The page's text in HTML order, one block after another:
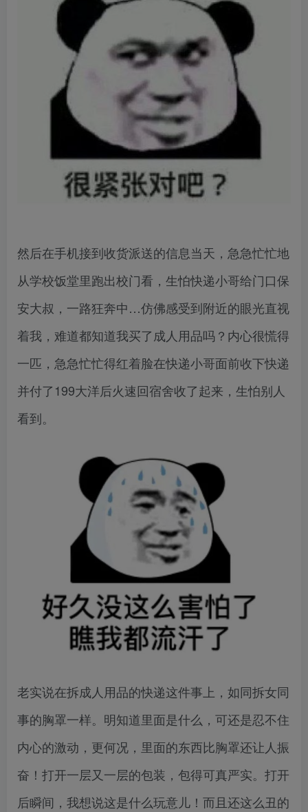
然后在手机接到收货派送的信息当天，急急忙忙地
从学校饭堂里跑出校门看，生怕快递小哥给门口保
安大叔，一路狂奔中…仿佛感受到附近的眼光直视
着我，难道都知道我买了成人用品吗？内心很慌得
一匹，急急忙忙得红着脸在快递小哥面前收下快递
并付了199大洋后火速回宿舍收了起来，生怕别人
看到。
老实说在拆成人用品的快递这件事上，如同拆女同
事的胸罩一样。明知道里面是什么，可还是忍不住
内心的激动，更何况，里面的东西比胸罩还让人振
奋！打开一层又一层的包装，包得可真严实。打开
后瞬间，我想说这是什么玩意儿！而且还这么丑的